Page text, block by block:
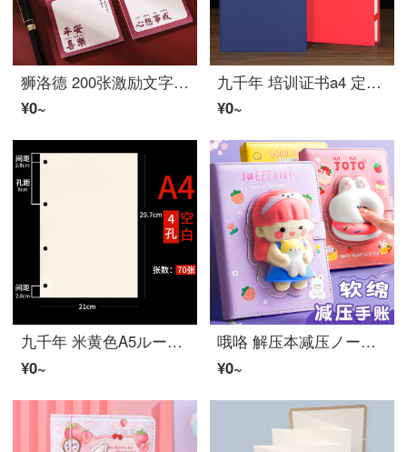
狮洛德 200张激励文字便利贴80*80mm便签纸便条优事贴オフィス学习ノートブック 平安喜乐スーツ
¥0~
九千年 培训证书a4 定制定做学校团体机构logo结业证书外壳荣誉证书封皮制作 配インサイドページ纸可定制 红色12k（放A4内芯）
¥0~
九千年 米黄色A5ルーズリーフ纸6孔9孔ルーズリーフ芯可拆ルーズリーフ本ノート替芯内芯定制 16k（A4）空白款ルーズリーフ内芯
¥0~
哦咯 解压本减压ノート学生超萌愛らしいガーリーハート創造性卡通ハンドアカウント本ネットレッド手帐スーツ文艺精致女生款记事男孩好看本子 冲浪鸭/黄色
¥0~